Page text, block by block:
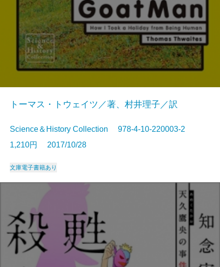
トーマス・トウェイツ／著、村井理子／訳
Science＆History Collection 978-4-10-220003-2
1,210円 2017/10/28
文庫電子書籍あり